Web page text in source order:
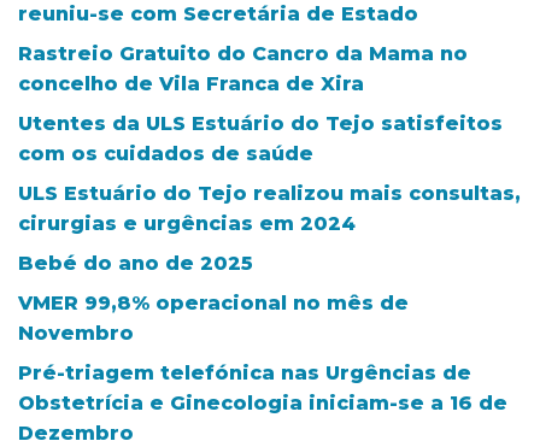
reuniu-se com Secretária de Estado
Rastreio Gratuito do Cancro da Mama no
concelho de Vila Franca de Xira
Utentes da ULS Estuário do Tejo satisfeitos
com os cuidados de saúde
ULS Estuário do Tejo realizou mais consultas,
cirurgias e urgências em 2024
Bebé do ano de 2025
VMER 99,8% operacional no mês de
Novembro
Pré-triagem telefónica nas Urgências de
Obstetrícia e Ginecologia iniciam-se a 16 de
Dezembro